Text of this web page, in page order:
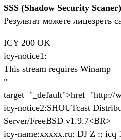
SSS (Shadow Security Scaner)
Результат можете лицезреть
ICY 200 OK
icy-notice1:
This stream requires Winamp
"
target="_default">href="http://
icy-notice2:SHOUTcast
Server/FreeBSD v1.9.7<BR>
icy-name:xxxxx.ru: DJ Z :: icq